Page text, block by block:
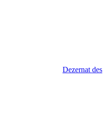
Dezernat des